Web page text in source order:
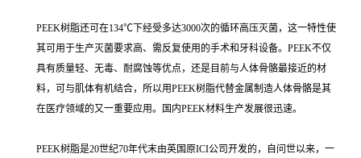
PEEK树脂还可在134℃下经受多达3000次的循环高压灭菌，这一特性使
其可用于生产灭菌要求高、需反复使用的手术和牙科设备。PEEK不仅
具有质量轻、无毒、耐腐蚀等优点，还是目前与人体骨骼最接近的材
料，可与肌体有机结合，所以用PEEK树脂代替金属制造人体骨骼是其
在医疗领域的又一重要应用。国内PEEK材料生产发展很迅速。
PEEK树脂是20世纪70年代末由英国原ICI公司开发的，自问世以来，一